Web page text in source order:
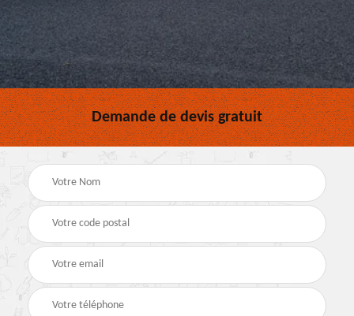
Demande de devis gratuit